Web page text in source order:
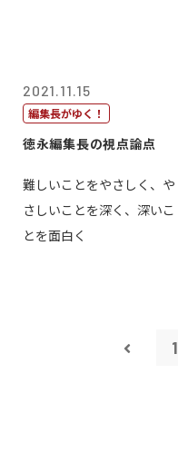
2021.11.15
編集長がゆく！
徳永編集長の視点論点
難しいことをやさしく、や
さしいことを深く、深いこ
とを面白く
1